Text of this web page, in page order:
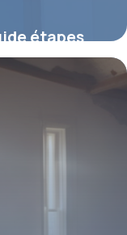
étapes